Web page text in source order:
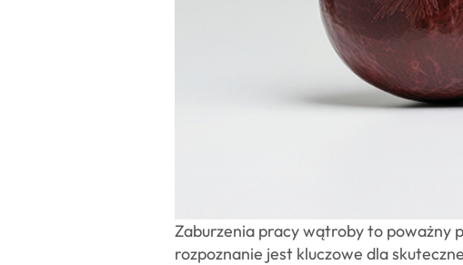
Zaburzenia pracy wątroby to poważny
rozpoznanie jest kluczowe dla